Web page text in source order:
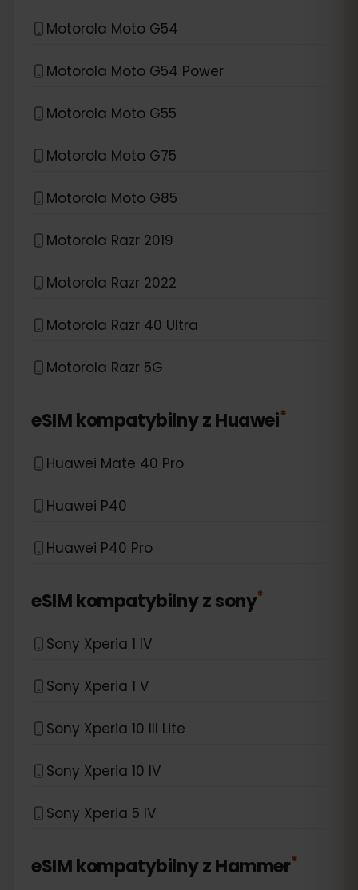
Motorola Moto G54
Motorola Moto G54 Power
Motorola Moto G55
Motorola Moto G75
Motorola Moto G85
Motorola Razr 2019
Motorola Razr 2022
Motorola Razr 40 Ultra
Motorola Razr 5G
eSIM kompatybilny zHuawei*
Huawei Mate 40 Pro
Huawei P40
Huawei P40 Pro
eSIM kompatybilny zsony*
Sony Xperia 1 IV
Sony Xperia 1 V
Sony Xperia 10 III Lite
Sony Xperia 10 IV
Sony Xperia 5 IV
eSIM kompatybilny zHammer*